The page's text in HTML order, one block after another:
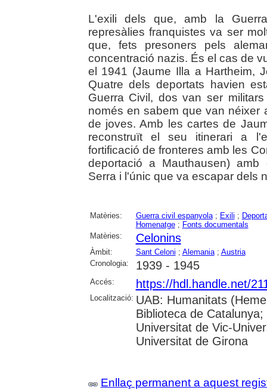
L'exili dels que, amb la
represàlies franquistes va ser
que, fets presoners pels
concentració nazis. És el cas de
el 1941 (Jaume Illa a Hartheim,
Quatre dels deportats havien
Guerra Civil, dos van ser
només en sabem que van néixer
de joves. Amb les cartes de
reconstruït el seu itinerari a
fortificació de fronteres amb les
deportació a Mauthausen)
Serra i l'únic que va escapar dels
Matèries: Guerra civil espanyola; Exili ;
Homenatge; Fonts documentals
Matèries:
Celonins
Àmbit: Sant Celoni ; Alemania; Austria
Cronologia:
1939 - 1945
Accés: https://hdl.handle.net/
Localització: UAB: Humanitats
Biblioteca de
Universitat de Vic-
Universitat de Girona
Enllaç permanent a aquest